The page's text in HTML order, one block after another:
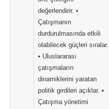
değerlendirir. •
Çatışmanın
durdurulmasında etkili
olabilecek güçleri sıralar.
• Uluslararası
çatışmaların
dinamiklerini yaratan
politik girdileri açıklar. •
Çatışma yönetimi